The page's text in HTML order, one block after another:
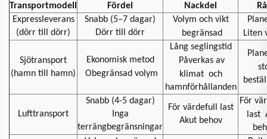
Transportmodell Fördel Nackdel
Expressleverans
(dörr till dörr)
Snabb (5–7 dagar)
Dörr till dörr
Volym och vikt
begränsad
Liten
Sjötransport
(hamn till hamn)
Ekonomisk metod
Obegränsad volym
Lång seglingstid
Påverkas av
klimat och
hamnförhållanden
Lufttransport
Snabb (4-5 dagar)
Inga
terrängbegränsningar
För värdefull last
Akut behov
För
last